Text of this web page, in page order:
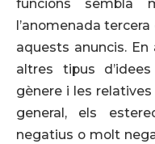
funcions sembla
l’anomenada
aquests anuncis. En
altres tipus
gènere i les relatives
general, els
negatius o molt